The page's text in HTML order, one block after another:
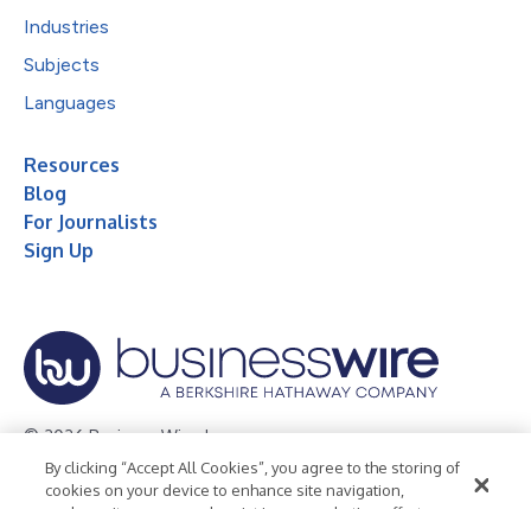
Industries
Subjects
Languages
Resources
Blog
For Journalists
Sign Up
© 2026 Business Wire, Inc.
Privacy Policy Cookie Policy
Accessibility Statement
By clicking “Accept All Cookies”, you agree to the storing of
cookies on your device to enhance site navigation,